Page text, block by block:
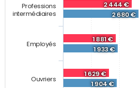
2 444 €
1 881 €
1 629 €
2 680 €
1 933 €
1 904 €
Professions
intermédiaires
Employés
Ouvriers